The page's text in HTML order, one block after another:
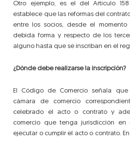
Otro ejemplo, es el del Artículo
establece que las reformas del
entre los socios, desde el
debida forma y respecto de los
alguno hasta que se inscriban en el
¿Dónde debe realizarse la inscripción?
El Código de Comercio señala
cámara de comercio
celebrado el acto o contrato y
comercio que tenga jurisdicción
ejecutar o cumplir el acto o contrato.